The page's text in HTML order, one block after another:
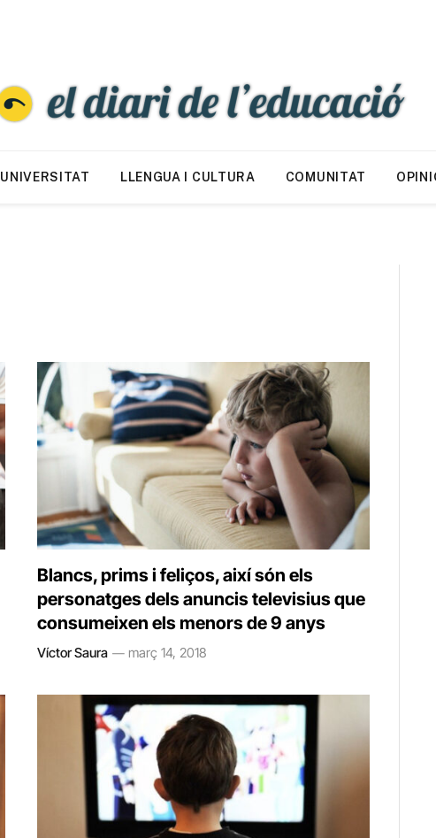
UNIVERSITAT LLENGUA I CULTURA COMUNITAT
Blancs, prims i feliços, així són els
personatges dels anuncis televisius que
consumeixen els menors de 9 anys
Víctor Saura març 14, 2018